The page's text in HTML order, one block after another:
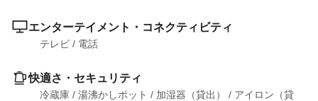
エンターテイメント・コネクティビティ
テレビ / 電話
快適さ・セキュリティ
冷蔵庫 / 湯沸かしポット / 加湿器（貸出） / アイロン（貸